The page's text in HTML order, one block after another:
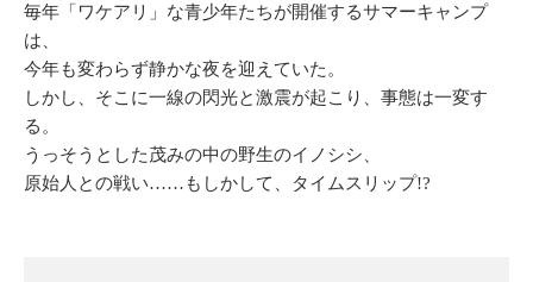
毎年「ワケアリ」な青少年たちが開催するサマーキャンプ
は、
今年も変わらず静かな夜を迎えていた。
しかし、そこに一線の閃光と激震が起こり、事態は一変す
る。
うっそうとした茂みの中の野生のイノシシ、
原始人との戦い……もしかして、タイムスリップ!?